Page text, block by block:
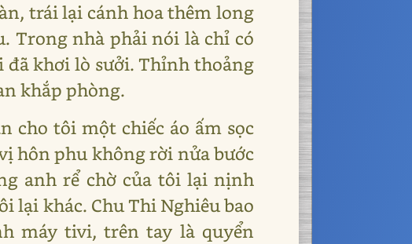
trái lại cánh hoa thêm long
Trong nhà phải nói là chỉ có
đã khơi lò sưởi. Thỉnh thoảng
khắp phòng.
cho tôi một chiếc áo ấm sọc
hôn phu không rời nửa bước
anh rể chờ của tôi lại nịnh
lại khác. Chu Thi Nghiêu bao
máy tivi, trên tay là quyển